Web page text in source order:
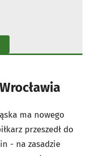
ma nowego
przeszedł do
- na zasadzie